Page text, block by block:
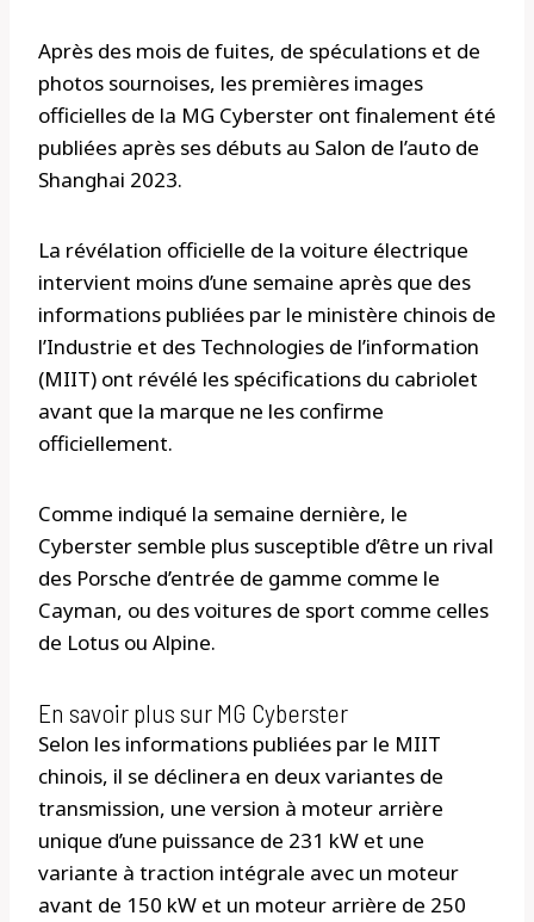
Après des mois de fuites, de spéculations et de
photos sournoises, les premières images
officielles de la MG Cyberster ont finalement été
publiées après ses débuts au Salon de l’auto de
Shanghai 2023.
La révélation officielle de la voiture électrique
intervient moins d’une semaine après que des
informations publiées par le ministère chinois de
l’Industrie et des Technologies de l’information
(MIIT) ont révélé les spécifications du cabriolet
avant que la marque ne les confirme
officiellement.
Comme indiqué la semaine dernière, le
Cyberster semble plus susceptible d’être un rival
des Porsche d’entrée de gamme comme le
Cayman, ou des voitures de sport comme celles
de Lotus ou Alpine.
En savoir plus sur MG Cyberster
Selon les informations publiées par le MIIT
chinois, il se déclinera en deux variantes de
transmission, une version à moteur arrière
unique d’une puissance de 231 kW et une
variante à traction intégrale avec un moteur
avant de 150 kW et un moteur arrière de 250